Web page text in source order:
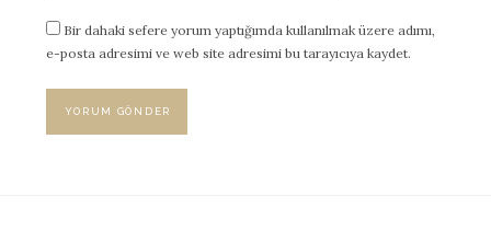
Bir dahaki sefere yorum yaptığımda kullanılmak üzere adımı,
e-posta adresimi ve web site adresimi bu tarayıcıya kaydet.